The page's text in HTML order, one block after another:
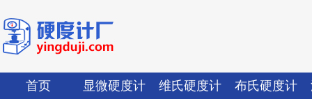
首页 显微硬度计 维氏硬度计 布氏硬度计